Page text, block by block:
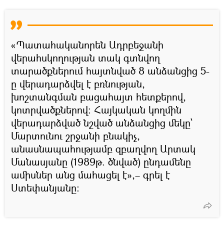
«Պատահականորեն Ադրբեջանի
վերահսկողության տակ գտնվող
տարածքներում հայտնված 8 անձանցից 5-
ը վերադարձվել է բռնության,
խոշտանգման բացահայտ հետքերով,
կոտրվածքներով։ Հայկական կողմին
վերադարձված նշված անձանցից մեկը`
Մարտունու շրջանի բնակիչ,
անասնապահությամբ զբաղվող Արտակ
Մանասյանը (1989թ. ծնված) ընդամենը
ամիսներ անց մահացել է»,– գրել է
Ստեփանյանը։